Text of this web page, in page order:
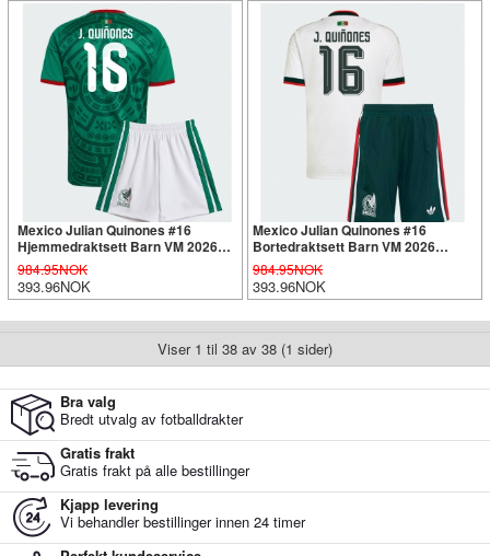
Mexico Julian Quinones #16
Hjemmedraktsett Barn VM 2026
Kortermet (+ Korte bukser)
984.95NOK
393.96NOK
Mexico Julian Quinones #16
Bortedraktsett Barn VM 2026
Kortermet (+ Korte bukser)
984.95NOK
393.96NOK
Viser 1 til 38 av 38 (1 sider)
Bra valg
Bredt utvalg av fotballdrakter
Gratis frakt
Gratis frakt på alle bestillinger
Kjapp levering
Vi behandler bestillinger innen 24 timer